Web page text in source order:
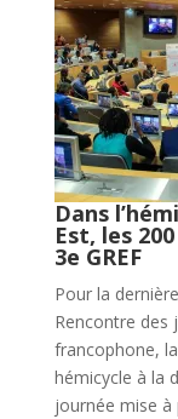
Dans
Est, les
3e GREF
Pour la
Rencontre des
francophone,
hémicycle à la
journée mise